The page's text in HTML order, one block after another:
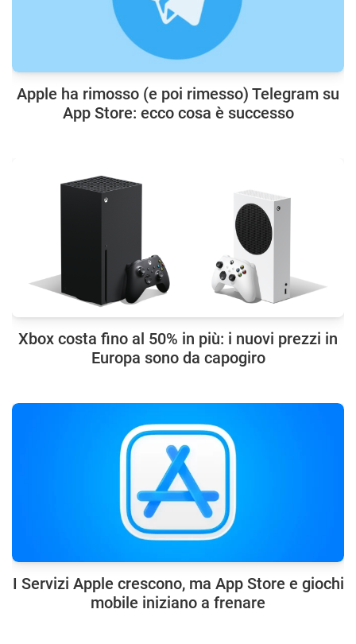
Apple ha rimosso (e poi rimesso) Telegram su
App Store: ecco cosa è successo
Xbox costa fino al 50% in più: i nuovi prezzi in
Europa sono da capogiro
I Servizi Apple crescono, ma App Store e giochi
mobile iniziano a frenare